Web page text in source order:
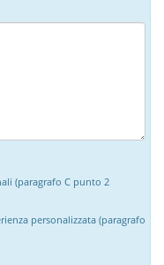
(paragrafo C punto 2
personalizzata (paragrafo